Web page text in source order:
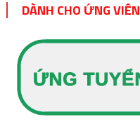
DÀNH CHO ỨNG VIÊN